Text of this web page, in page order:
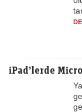
iPad’lerde